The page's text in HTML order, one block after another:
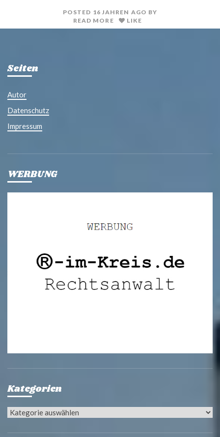
POSTED 16 JAHREN AGO BY
READ MORE
LIKE
Seiten
Autor
Datenschutz
Impressum
WERBUNG
Kategorien
Kategorien